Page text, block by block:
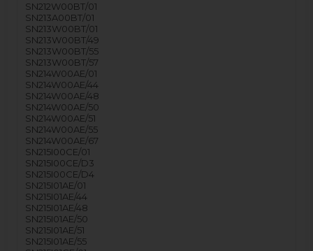
SN212W00BT/01
SN213A00BT/01
SN213W00BT/01
SN213W00BT/49
SN213W00BT/55
SN213W00BT/57
SN214W00AE/01
SN214W00AE/44
SN214W00AE/48
SN214W00AE/50
SN214W00AE/51
SN214W00AE/55
SN214W00AE/67
SN215I00CE/01
SN215I00CE/D3
SN215I00CE/D4
SN215I01AE/01
SN215I01AE/44
SN215I01AE/48
SN215I01AE/50
SN215I01AE/51
SN215I01AE/55